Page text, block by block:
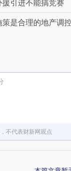
引进不能搞竞赛
是合理的地产调
不代表财新网观点